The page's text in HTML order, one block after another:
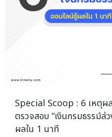
Special Scoop : 6 เหตุผ
ตรวจสอบ “เงินกรมธรรม์ล่
ผลใน 1 นาที